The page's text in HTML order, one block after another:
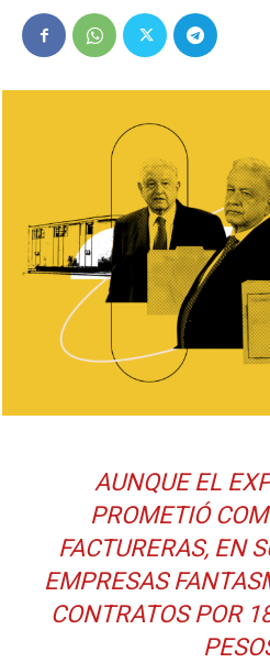
AUNQUE EL
PROMETIÓ
FACTURERAS, EN
EMPRESAS
CONTRATOS POR